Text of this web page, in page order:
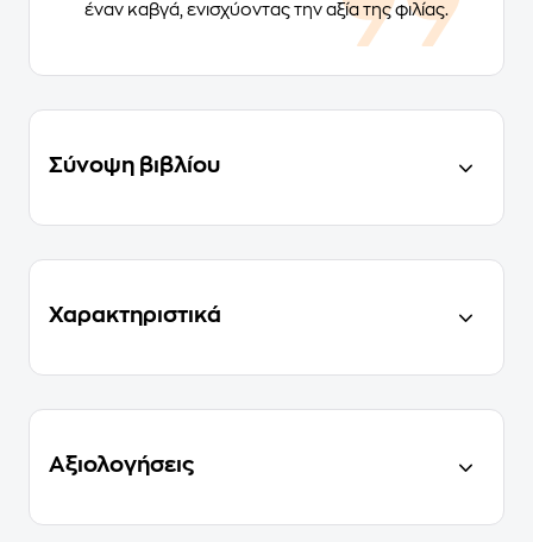
έναν καβγά, ενισχύοντας την αξία της φιλίας.
Σύνοψη βιβλίου
Χαρακτηριστικά
Αξιολογήσεις